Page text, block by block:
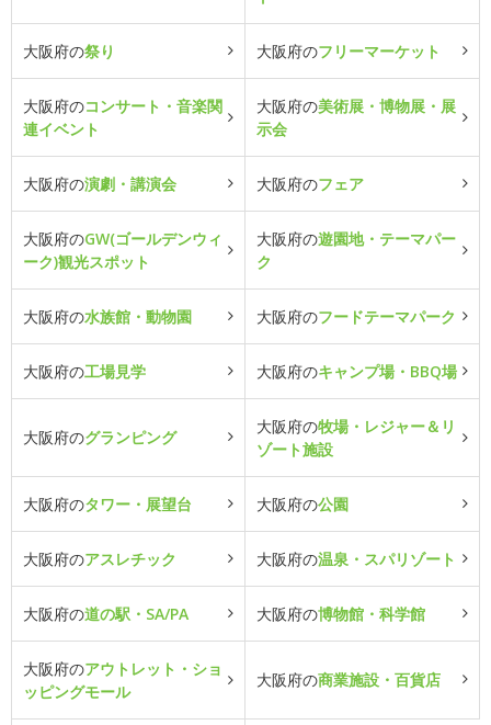
大阪府の祭り 大阪府のフリーマーケット
大阪府のコンサート・音楽関
連イベント
大阪府の美術展・博物展・展
示会
大阪府の演劇・講演会 大阪府のフェア
大阪府のGW(ゴールデンウィ
ーク)観光スポット
大阪府の遊園地・テーマパー
ク
大阪府の水族館・動物園 大阪府のフードテーマパーク
大阪府の工場見学 大阪府のキャンプ場・BBQ場
大阪府のグランピング
大阪府の牧場・レジャー＆リ
ゾート施設
大阪府のタワー・展望台 大阪府の公園
大阪府のアスレチック 大阪府の温泉・スパリゾート
大阪府の道の駅・SA/PA 大阪府の博物館・科学館
大阪府のアウトレット・ショ
ッピングモール
大阪府の商業施設・百貨店